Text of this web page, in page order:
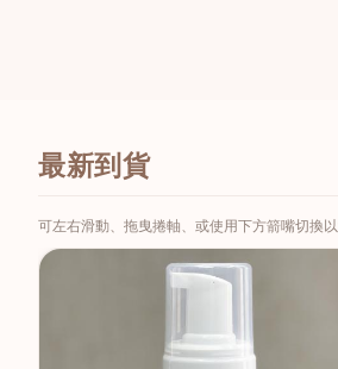
最新到貨
可左右滑動、拖曳捲軸、或使用下方箭嘴切換